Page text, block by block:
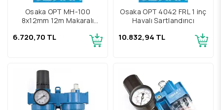
Osaka OPT MH-100
8x12mm 12m Makaralı
6.720,70 TL
Osaka OPT 4042 FRL 1 inç
Havalı Şartlandırıcı
10.832,94 TL